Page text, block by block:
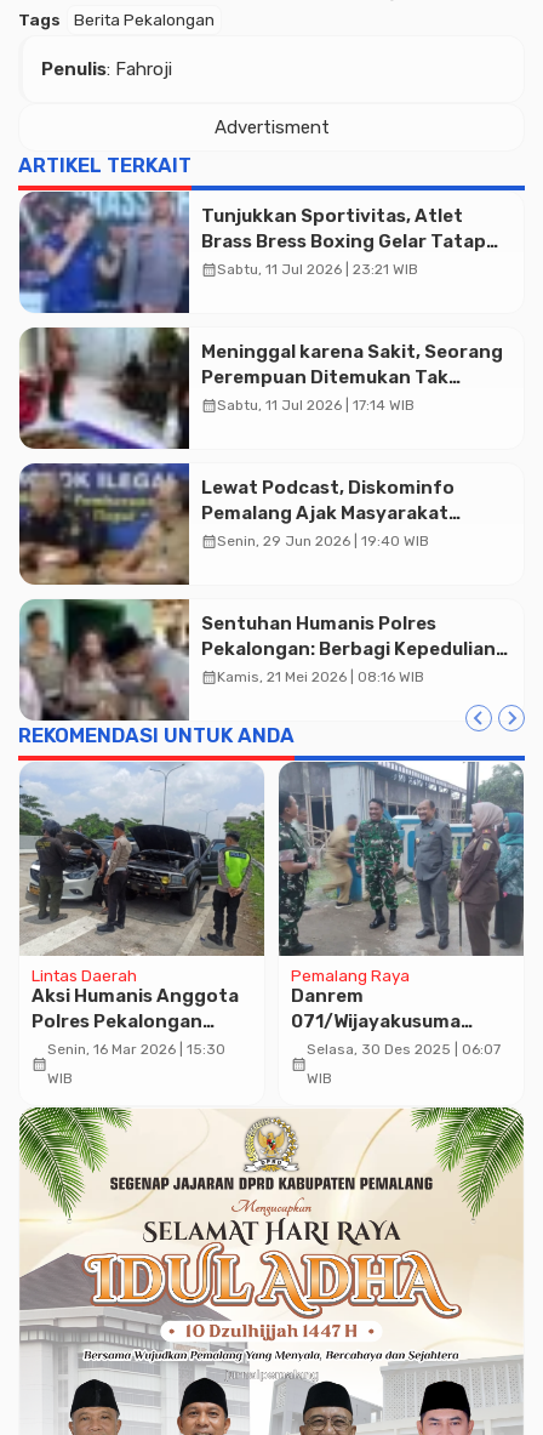
Tags Berita Pekalongan
Penulis: Fahroji
Advertisment
ARTIKEL TERKAIT
Tunjukkan Sportivitas, Atlet
Brass Bress Boxing Gelar Tatap
Muka Resmi di Kajen
calendar_monthSabtu, 11 Jul 2026 | 23:21 WIB
Meninggal karena Sakit, Seorang
Perempuan Ditemukan Tak
Bernyawa di Rumah Warga
calendar_monthSabtu, 11 Jul 2026 | 17:14 WIB
Lewat Podcast, Diskominfo
Pemalang Ajak Masyarakat
Bersinergi Gempur Rokok Ilegal
calendar_monthSenin, 29 Jun 2026 | 19:40 WIB
Sentuhan Humanis Polres
Pekalongan: Berbagi Kepedulian
untuk Balita Berkebutuhan
calendar_monthKamis, 21 Mei 2026 | 08:16 WIB
REKOMENDASI UNTUK ANDA
Lintas Daerah
Aksi Humanis Anggota
Polres Pekalongan
Dalam Operasi Ketupat
Candi 2026
calendar_month
Senin, 16 Mar 2026 | 15:30
WIB
Pemalang Raya
Danrem
071/Wijayakusuma
Pastikan Progres
Pembangunan KDKMP
Lancar
calendar_month
Selasa, 30 Des 2025 | 06:07
WIB